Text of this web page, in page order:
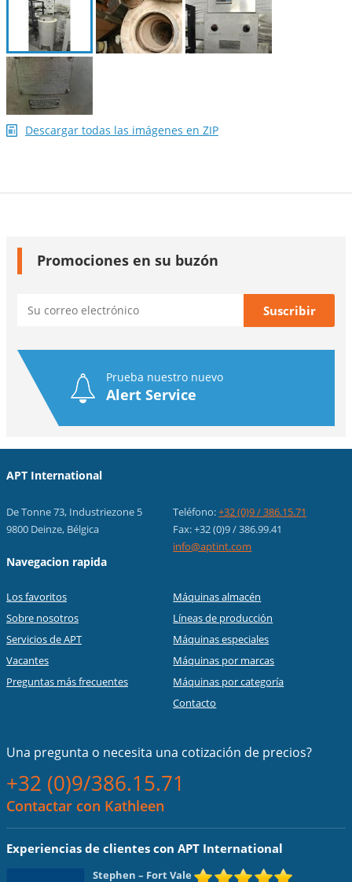
Descargar todas las imágenes en ZIP
Promociones en su buzón
Prueba nuestro nuevo
Alert Service
APT International
De Tonne 73, Industriezone 5
9800 Deinze, Bélgica
Teléfono:+32 (0)9 / 386.15.71
Fax: +32 (0)9 / 386.99.41
info@aptint.com
Navegacion rapida
Los favoritos
Sobre nosotros
Servicios de APT
Vacantes
Preguntas más frecuentes
Máquinas almacén
Líneas de producción
Máquinas especiales
Máquinas por marcas
Máquinas por categoría
Contacto
Una pregunta o necesita una cotización de precios?
+32 (0)9/386.15.71
Contactar con Kathleen
Experiencias de clientes con APT International
Stephen – Fort Vale